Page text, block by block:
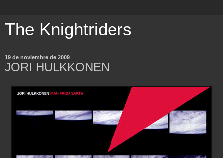
The Knightriders
19 de noviembre de 2009
JORI HULKKONEN